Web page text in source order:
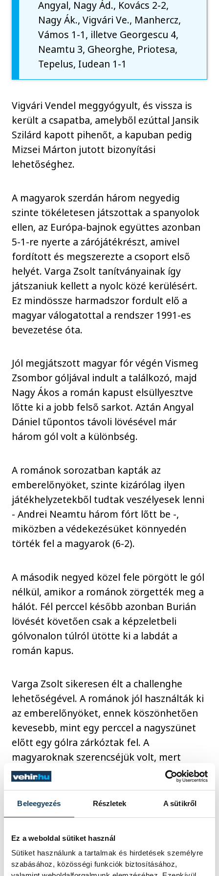
Beleegyezés Részletek A sütikről
Ez a weboldal sütiket használ
Sütiket használunk a tartalmak és hirdetések személyre
szabásához, közösségi funkciók biztosításához,
Angyal, Nagy Ád., Kovács 2-2,
Nagy Ák., Vigvári Ve., Manhercz,
Vámos 1-1, illetve Georgescu 4,
Neamtu 3, Gheorghe, Priotesa,
Tepelus, Iudean 1-1
Vigvári Vendel meggyógyult, és vissza is
került a csapatba, amelyből ezúttal Jansik
Szilárd kapott pihenőt, a kapuban pedig
Mizsei Márton jutott bizonyítási
lehetőséghez.
A magyarok szerdán három negyedig
szinte tökéletesen játszottak a spanyolok
ellen, az Európa-bajnok együttes azonban
5-1-re nyerte a zárójátékrészt, amivel
fordított és megszerezte a csoport első
helyét. Varga Zsolt tanítványainak így
játszaniuk kellett a nyolc közé kerülésért.
Ez mindössze harmadszor fordult elő a
magyar válogatottal a rendszer 1991-es
bevezetése óta.
Jól megjátszott magyar fór végén Vismeg
Zsombor góljával indult a találkozó, majd
Nagy Ákos a román kapust elsüllyesztve
lőtte ki a jobb felső sarkot. Aztán Angyal
Dániel tűpontos távoli lövésével már
három gól volt a különbség.
A románok sorozatban kapták az
emberelőnyöket, szinte kizárólag ilyen
játékhelyzetekből tudtak veszélyesek lenni
- Andrei Neamtu három fórt lőtt be -,
miközben a védekezésüket könnyedén
törték fel a magyarok (6-2).
A második negyed közel fele pörgött le gól
nélkül, amikor a románok zörgették meg a
hálót. Fél perccel később azonban Burián
lövését követően csak a képzeletbeli
gólvonalon túlról ütötte ki a labdát a
román kapus.
Varga Zsolt sikeresen élt a challenghe
lehetőségével. A románok jól használták ki
az emberelőnyöket, ennek köszönhetően
kevesebb, mint egy perccel a nagyszünet
előtt egy gólra zárkóztak fel. A
magyaroknak szerencséjük volt, mert
kihagyott helyzet után a román játékos azt
hitte, vége a negyednek, ezért előtte a
labdát, amely azonban így vissza került
Nagy Ádámhoz, aki a hálóba lőtt.
Varga Zsolt rövid fejmosása után gyorsan
két góllal indítottak a magyarok a